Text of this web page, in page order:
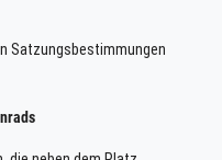
Satzungsbestimmungen